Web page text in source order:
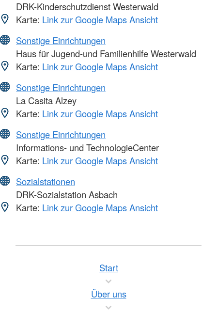
DRK-Kinderschutzdienst Westerwald
Karte: Link zur Google Maps Ansicht
Sonstige Einrichtungen
Haus für Jugend-und Familienhilfe Westerwald
Karte: Link zur Google Maps Ansicht
Sonstige Einrichtungen
La Casita Alzey
Karte: Link zur Google Maps Ansicht
Sonstige Einrichtungen
Informations- und TechnologieCenter
Karte: Link zur Google Maps Ansicht
Sozialstationen
DRK-Sozialstation Asbach
Karte: Link zur Google Maps Ansicht
Start
Über uns